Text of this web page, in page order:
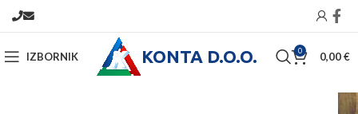
IZBORNIK KONTA D.O.O. 0 0,00€